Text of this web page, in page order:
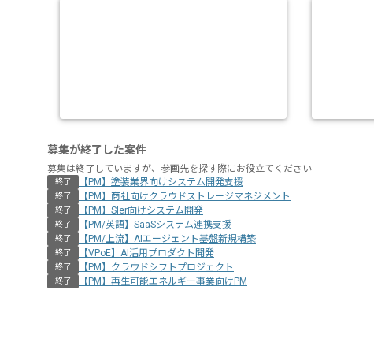
募集が終了した案件
募集は終了していますが、参画先を探す際にお役立てください
終了 【PM】塗装業界向けシステム開発支援
終了 【PM】商社向けクラウドストレージマネジメント
終了 【PM】SIer向けシステム開発
終了 【PM/英語】SaaSシステム連携支援
終了 【PM/上流】AIエージェント基盤新規構築
終了 【VPoE】AI活用プロダクト開発
終了 【PM】クラウドシフトプロジェクト
終了 【PM】再生可能エネルギー事業向けPM